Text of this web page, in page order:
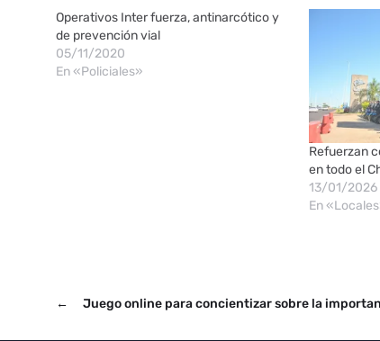
Operativos Inter fuerza, antinarcótico y
de prevención vial
05/11/2020
En «Policiales»
Refuerzan
en todo el
13/01/2026
En
← Juego online para concientizar sobre la